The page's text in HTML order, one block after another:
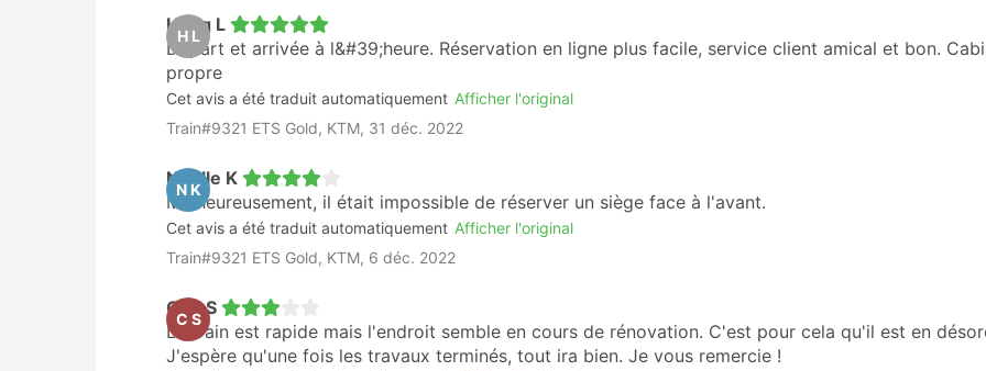
Malacca - Kuala Lumpur
Kuala Lumpur - Ipoh
Ipoh - Penang
Penang - Ipoh
Butterworth - Kuala Lumpur
Kuala Lumpur - Butterworth
Penang - Malacca
Quelles sont les classes et tarifs des trains de KTM ?
ou de deuxième classe, dans une voiture-couchette pour un voyage de nuit, ou opter pour un siège raide
ou plus si ces options sont disponibles. Sachez que le choix des classes de billets dépend à la fois de
l'itinéraire et de la durée de votre voyage. En fait, votre train peut avoir des couchettes en première
H L
Hang L
Départ et arrivée à l&#39;heure. Réservation en ligne plus facile, service client amical et bon.
propre
Cet avis a été traduit automatiquement Afficher l'original
Train#9321 ETS Gold, KTM, 31 déc. 2022
N K
Noelle K
Malheureusement, il était impossible de réserver un siège face à l'avant.
Cet avis a été traduit automatiquement Afficher l'original
Train#9321 ETS Gold, KTM, 6 déc. 2022
C S
Che S
Le train est rapide mais l'endroit semble en cours de rénovation. C'est pour cela qu'il est en
J'espère qu'une fois les travaux terminés, tout ira bien. Je vous remercie !